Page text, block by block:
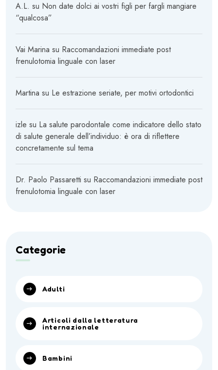
A.L. su Non date dolci ai vostri figli per fargli mangiare
“qualcosa”
Vai Marina su Raccomandazioni immediate post
frenulotomia linguale con laser
Martina su Le estrazione seriate, per motivi ortodontici
izle su La salute parodontale come indicatore dello stato
di salute generale dell’individuo: è ora di riflettere
concretamente sul tema
Dr. Paolo Passaretti su Raccomandazioni immediate post
frenulotomia linguale con laser
Categorie
Adulti
Articoli dalla letteratura
internazionale
Bambini